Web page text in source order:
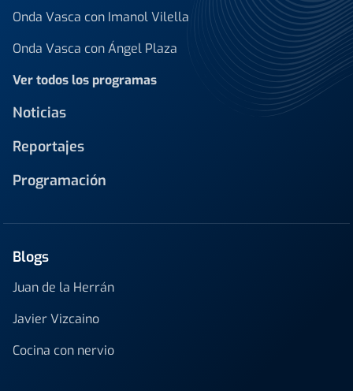
Onda Vasca con Imanol Vilella
Onda Vasca con Ángel Plaza
Ver todos los programas
Noticias
Reportajes
Programación
Blogs
Juan de la Herrán
Javier Vizcaino
Cocina con nervio